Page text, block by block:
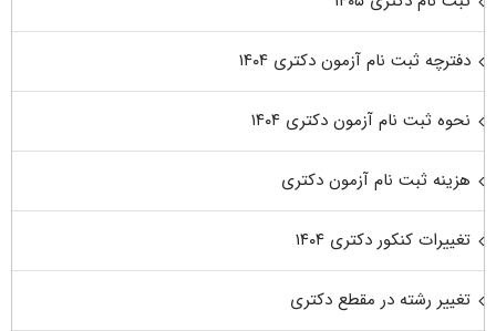
دفترچه ثبت نام آزمون دکتری ۱۴۰۴
نحوه ثبت نام آزمون دکتری ۱۴۰۴
هزینه ثبت نام آزمون دکتری
تغییرات کنکور دکتری ۱۴۰۴
تغییر رشته در مقطع دکتری